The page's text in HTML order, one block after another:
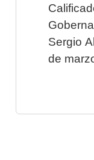
Sergio
de